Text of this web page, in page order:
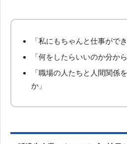
「私にもちゃんと仕事がで
「何をしたらいいのか分から
「職場の人たちと人間関係
か」